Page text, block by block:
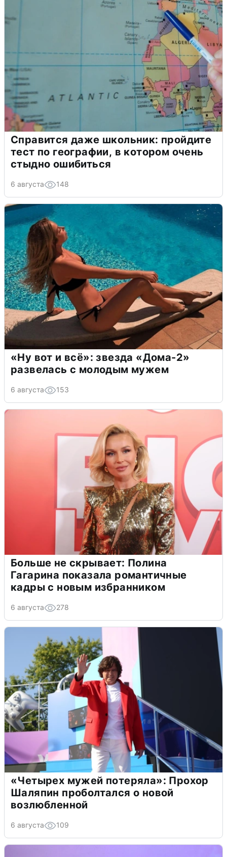
Справится даже школьник: пройдите
тест по географии, в котором очень
стыдно ошибиться
6 августа 148
«Ну вот и всё»: звезда «Дома-2»
развелась с молодым мужем
6 августа 153
Больше не скрывает: Полина
Гагарина показала романтичные
кадры с новым избранником
6 августа 278
«Четырех мужей потеряла»: Прохор
Шаляпин проболтался о новой
возлюбленной
6 августа 109